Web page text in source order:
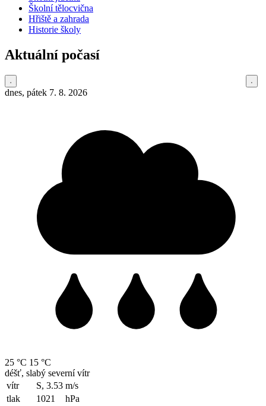
Školní tělocvična
Hřiště a zahrada
Historie školy
Aktuální počasí
dnes, pátek 7. 8. 2026
25 °C 15 °C
déšť, slabý severní vítr
vítr
S, 3.53 m/s
tlak
1021
hPa